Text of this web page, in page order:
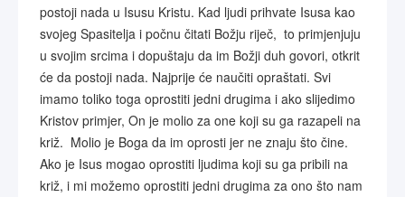
postoji nada u Isusu Kristu. Kad ljudi prihvate Isusa kao
svojeg Spasitelja i počnu čitati Božju riječ, to primjenjuju
u svojim srcima i dopuštaju da im Božji duh govori, otkrit
će da postoji nada. Najprije će naučiti opraštati. Svi
imamo toliko toga oprostiti jedni drugima i ako slijedimo
Kristov primjer, On je molio za one koji su ga razapeli na
križ. Molio je Boga da im oprosti jer ne znaju što čine.
Ako je Isus mogao oprostiti ljudima koji su ga pribili na
križ, i mi možemo oprostiti jedni drugima za ono što nam